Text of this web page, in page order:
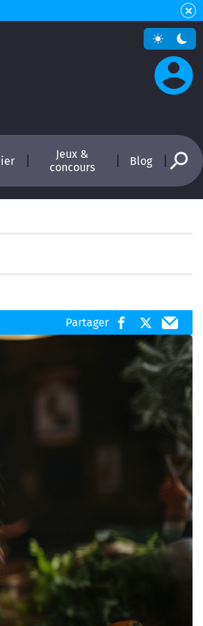
Jeux &
concours
Blog
Partager